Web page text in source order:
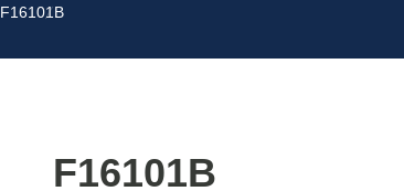
F16101B
F16101B